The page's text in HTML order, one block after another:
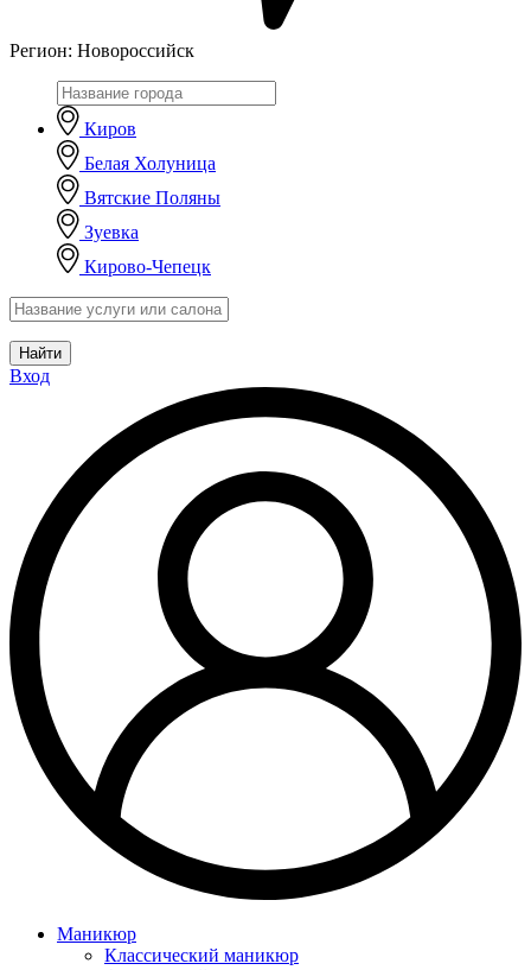
Регион: Новороссийск
Киров
Белая Холуница
Вятские Поляны
Зуевка
Кирово-Чепецк
Найти
Вход
Маникюр
Классический маникюр